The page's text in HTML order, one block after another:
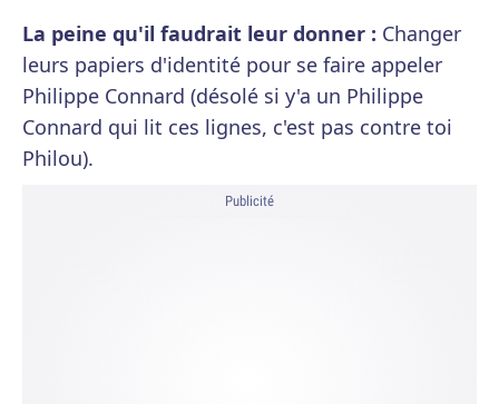
La peine qu'il faudrait leur donner : Changer
leurs papiers d'identité pour se faire appeler
Philippe Connard (désolé si y'a un Philippe
Connard qui lit ces lignes, c'est pas contre toi
Philou).
Publicité